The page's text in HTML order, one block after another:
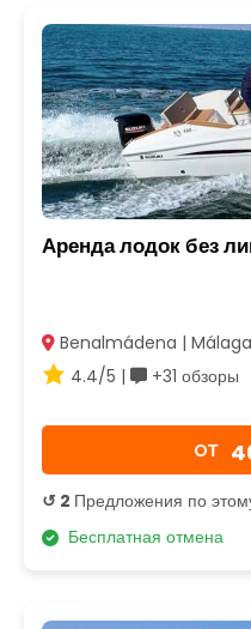
Аренда лодок без
Benalmádena | Málaga
4.4/5 |
+31 обзоры
OТ
↺ 2 Предложения по
Бесплатная отмена